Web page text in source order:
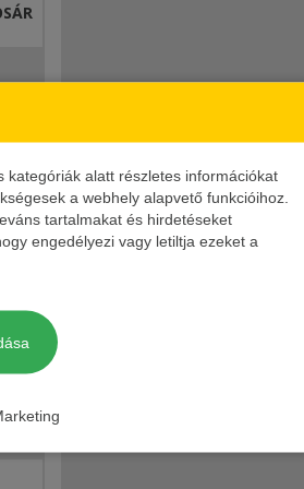
kategóriák alatt részletes információkat
a webhely alapvető funkcióihoz.
tartalmakat és hirdetéseket
engedélyezi vagy letiltja ezeket a